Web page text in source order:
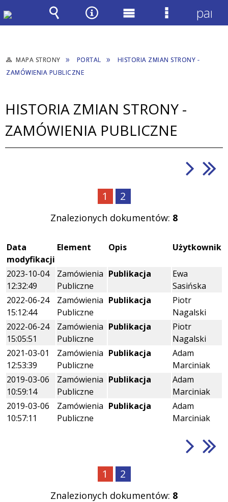
MAPA STRONY PORTAL
HISTORIA ZMIAN STRONY -
ZAMÓWIENIA PUBLICZNE
HISTORIA ZMIAN STRONY -
ZAMÓWIENIA PUBLICZNE
1 2
Znalezionych dokumentów: 8
Data
modyfikacji
Element Opis Użytkownik
2023-10-04
12:32:49
Zamówienia
Publiczne
Publikacja
Ewa
Sasińska
2022-06-24
15:12:44
Zamówienia
Publiczne
Publikacja
Piotr
Nagalski
2022-06-24
15:05:51
Zamówienia
Publiczne
Publikacja
Piotr
Nagalski
2021-03-01
12:53:39
Zamówienia
Publiczne
Publikacja
Adam
Marciniak
2019-03-06
10:59:14
Zamówienia
Publiczne
Publikacja
Adam
Marciniak
2019-03-06
10:57:11
Zamówienia
Publiczne
Publikacja
Adam
Marciniak
1 2
Znalezionych dokumentów: 8
Wyszukiwarka
Narzędzia
Menu Menu
panel